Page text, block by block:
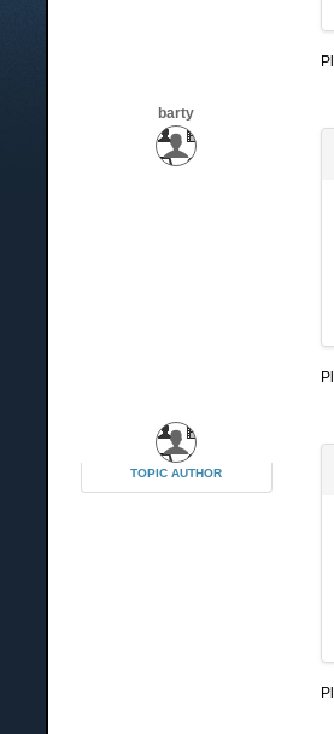
barty
TOPIC AUTHOR